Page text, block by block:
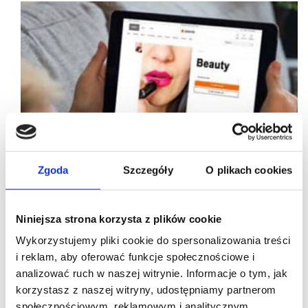
Zgoda Szczegóły O plikach cookies
Niniejsza strona korzysta z plików cookie
Wykorzystujemy pliki cookie do spersonalizowania treści
i reklam, aby oferować funkcje społecznościowe i
analizować ruch w naszej witrynie. Informacje o tym, jak
korzystasz z naszej witryny, udostępniamy partnerom
10/05/2023 online